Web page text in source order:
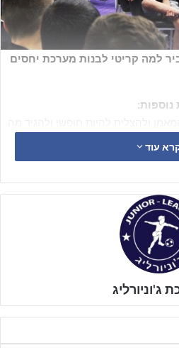
למה קריטי לבנות מערכת יחסים
נוספות:
על אמון, הערכה וכבוד אחד
עבור שחקניו, על
עוד
ג'וניורליג